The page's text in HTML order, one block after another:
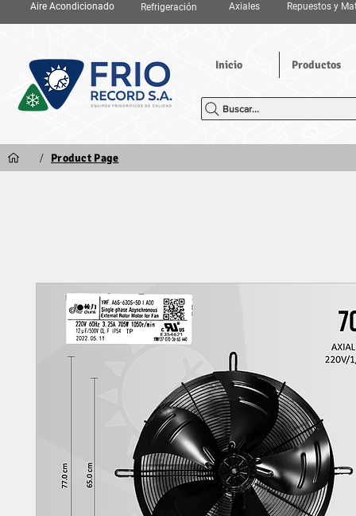
Aire Acondicionado Refrigeración Axiales Repuestos y
Inicio Productos
Buscar...
/ Product Page